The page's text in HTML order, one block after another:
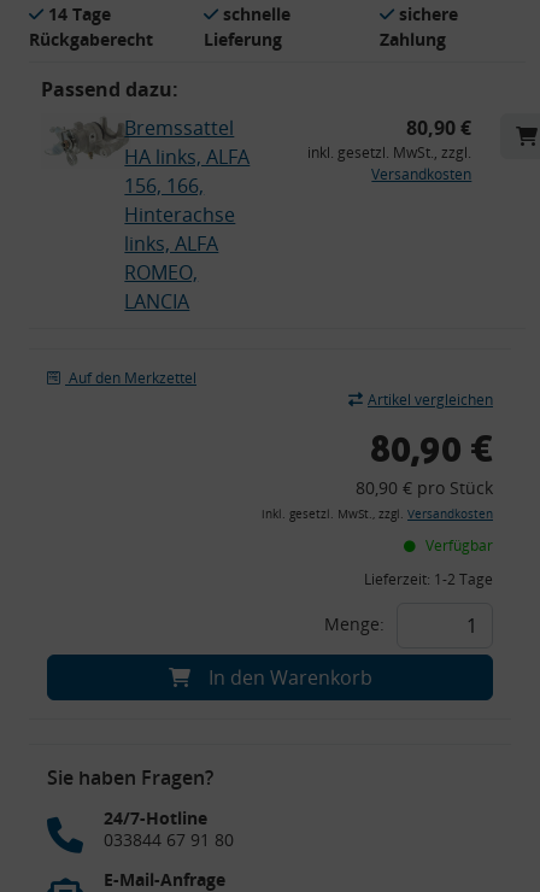
14 Tage
Rückgaberecht
schnelle
Lieferung
sichere
Zahlung
Passend dazu:
Bremssattel
HA links, ALFA
156, 166,
Hinterachse
links, ALFA
ROMEO,
LANCIA
80,90 €
inkl. gesetzl. MwSt., zzgl.
Versandkosten
Auf den Merkzettel
Artikel vergleichen
80,90 €
80,90 € pro Stück
inkl. gesetzl. MwSt., zzgl. Versandkosten
Verfügbar
Lieferzeit: 1-2 Tage
Menge:
In den Warenkorb
Sie haben Fragen?
24/7-Hotline
033844 67 91 80
E-Mail-Anfrage